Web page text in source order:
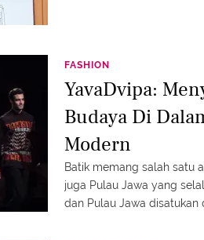
FASHION
YavaDvipa:
Budaya Di
Modern
Batik memang salah satu
juga Pulau Jawa yang
dan Pulau Jawa